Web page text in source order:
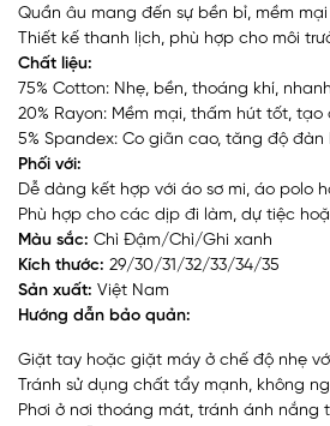
Quần âu mang đến sự bền bỉ, mềm
Thiết kế thanh lịch, phù hợp cho môi
Chất liệu:
75% Cotton: Nhẹ, bền, thoáng khí,
20% Rayon: Mềm mại, thấm hút tốt,
5% Spandex: Co giãn cao, tăng độ
Phối với:
Dễ dàng kết hợp với áo sơ mi, áo polo
Phù hợp cho các dịp đi làm, dự tiệc
Màu sắc: Chì Đậm/Chì/Ghi xanh
Kích thước: 29/30/31/32/33/34/35
Sản xuất: Việt Nam
Hướng dẫn bảo quản:
Giặt tay hoặc giặt máy ở chế độ nhẹ
Tránh sử dụng chất tẩy mạnh, không
Phơi ở nơi thoáng mát, tránh ánh